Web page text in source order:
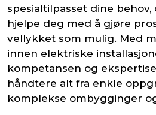
spesialtilpasset dine
hjelpe deg med å gjøre
vellykket som mulig. Med
innen elektriske
kompetansen og
håndtere alt fra enkle
komplekse ombygginger